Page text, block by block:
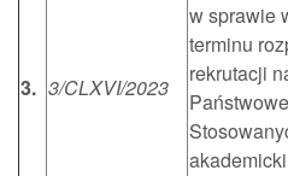
3. 3/CLXVI/2023
w sprawie
terminu
rekrutacji